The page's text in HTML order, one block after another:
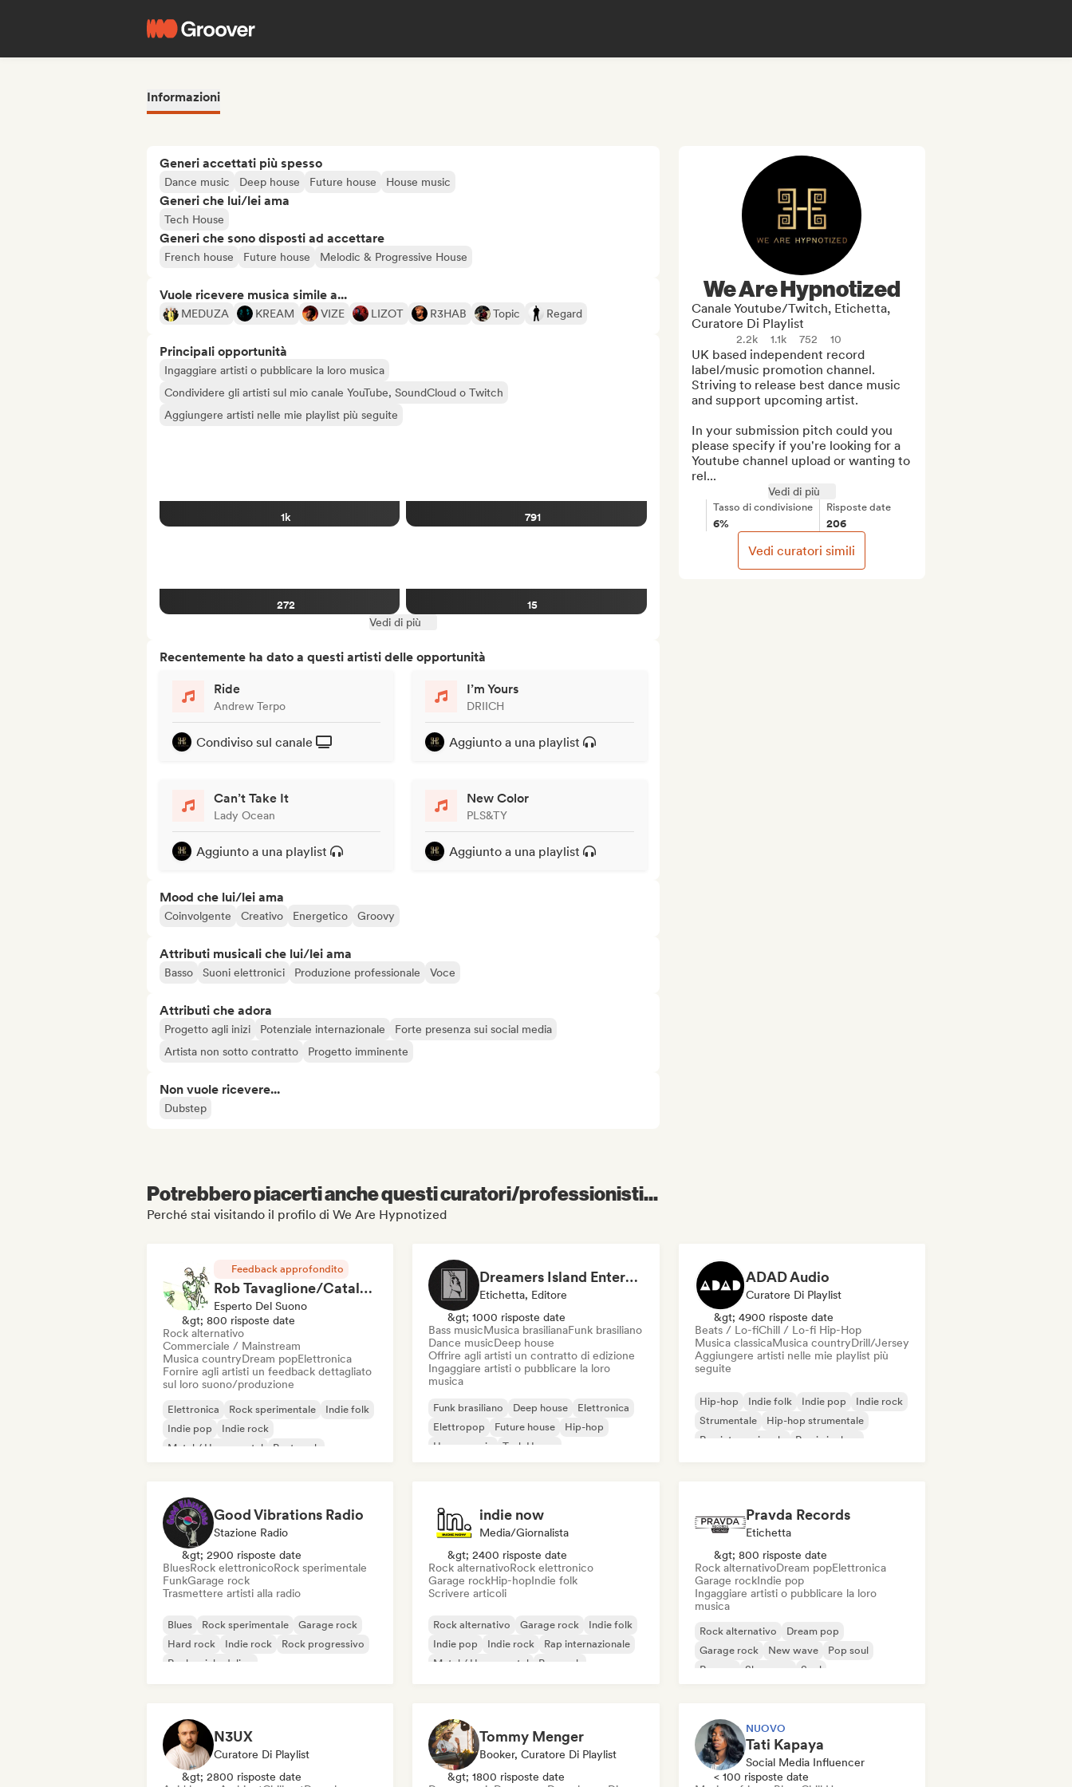
Informazioni
Generi accettati più spesso
Dance music Deep house Future house House music
Generi che lui/lei ama
Tech House
Generi che sono disposti ad accettare
French house Future house Melodic & Progressive House
Vuole ricevere musica simile a...
MEDUZA KREAM VIZE LIZOT R3HAB Topic Regard
Principali opportunità
Ingaggiare artisti o pubblicare la loro musica
Condividere gli artisti sul mio canale YouTube, SoundCloud o Twitch
Aggiungere artisti nelle mie playlist più seguite
1k 791
272
15
Vedi di più
Recentemente ha dato a questi artisti delle opportunità
Ride
Andrew Terpo
Condiviso sul canale
I’m Yours
DRIICH
Aggiunto a una playlist
Can’t Take It
Lady Ocean
Aggiunto a una playlist
New Color
PLS&TY
Aggiunto a una playlist
Mood che lui/lei ama
Coinvolgente Creativo Energetico Groovy
Attributi musicali che lui/lei ama
Basso Suoni elettronici Produzione professionale Voce
Attributi che adora
Progetto agli inizi Potenziale internazionale
Forte presenza sui social media
Artista non sotto contratto
Progetto imminente
Non vuole ricevere...
Dubstep
We Are Hypnotized
Canale Youtube/Twitch, Etichetta,
Curatore Di Playlist
2.2k 1.1k 752 10
UK based independent record
label/music promotion channel.
Striving to release best dance music
and support upcoming artist.
In your submission pitch could you
please specify if you're looking for a
Youtube channel upload or wanting to
rel...
Vedi di più
Tasso di condivisione
6%
Risposte date
206
Vedi curatori simili
Potrebbero piacerti anche questi curatori/professionisti...
Perché stai visitando il profilo di We Are Hypnotized
Feedback approfondito
Rob Tavaglione/Catalyst Recording
Esperto Del Suono
&gt; 800 risposte date
Rock alternativo
Commerciale / Mainstream
Musica countryDream popElettronica
Fornire agli artisti un feedback dettagliato
sul loro suono/produzione
Elettronica Rock sperimentale
Indie folk
Indie pop
Indie rock
Metal / Heavy metal
Post punk
Dreamers Island Entertainment
Etichetta, Editore
&gt; 1000 risposte date
Bass musicMusica brasilianaFunk brasiliano
Dance musicDeep house
Offrire agli artisti un contratto di edizione
Ingaggiare artisti o pubblicare la loro
musica
Funk brasiliano Deep house
Elettronica
Elettropop
Future house
Hip-hop
House music
Tech House
ADAD Audio
Curatore Di Playlist
&gt; 4900 risposte date
Beats / Lo-fiChill / Lo-fi Hip-Hop
Musica classicaMusica countryDrill/Jersey
Aggiungere artisti nelle mie playlist più
seguite
Hip-hop Indie folk Indie pop
Indie rock
Strumentale
Hip-hop strumentale
Rap internazionale
Rap in inglese
Good Vibrations Radio
Stazione Radio
&gt; 2900 risposte date
BluesRock elettronicoRock sperimentale
FunkGarage rock
Trasmettere artisti alla radio
Blues Rock sperimentale
Garage rock
Hard rock
Indie rock
Rock progressivo
Rock psichedelico
indie now
Media/Giornalista
&gt; 2400 risposte date
Rock alternativoRock elettronico
Garage rockHip-hopIndie folk
Scrivere articoli
Rock alternativo Garage rock
Indie folk
Indie pop
Indie rock
Rap internazionale
Metal / Heavy metal
Pop rock
Pravda Records
Etichetta
&gt; 800 risposte date
Rock alternativoDream popElettronica
Garage rockIndie pop
Ingaggiare artisti o pubblicare la loro
musica
Rock alternativo
Dream pop
Garage rock
New wave
Pop soul
Reggae
Shoegaze Soul
N3UX
Curatore Di Playlist
&gt; 2800 risposte date
Tommy Menger
Booker, Curatore Di Playlist
&gt; 1800 risposte date
NUOVO
Tati Kapaya
Social Media Influencer
< 100 risposte date